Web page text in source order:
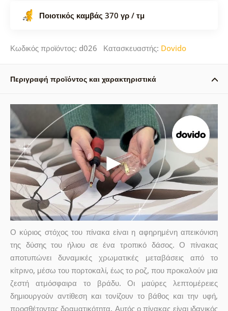
Ποιοτικός καμβάς 370 γρ / τμ
Κωδικός προϊόντος: d026 Κατασκευαστής: Dovido
Περιγραφή προϊόντος και χαρακτηριστικά
Ο κύριος στόχος του πίνακα είναι η αφηρημένη απεικόνιση
της δύσης του ήλιου σε ένα τροπικό δάσος. Ο πίνακας
αποτυπώνει δυναμικές χρωματικές μεταβάσεις από το
κίτρινο, μέσω του πορτοκαλί, έως το ροζ, που προκαλούν μια
ζεστή ατμόσφαιρα το βράδυ. Οι μαύρες λεπτομέρειες
δημιουργούν αντίθεση και τονίζουν το βάθος και την υφή,
προσθέτοντας δραματικότητα. Αυτός ο πίνακας είναι ιδανικός